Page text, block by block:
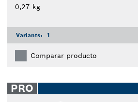
0,27 kg
Variants: 1
Comparar producto
PRO